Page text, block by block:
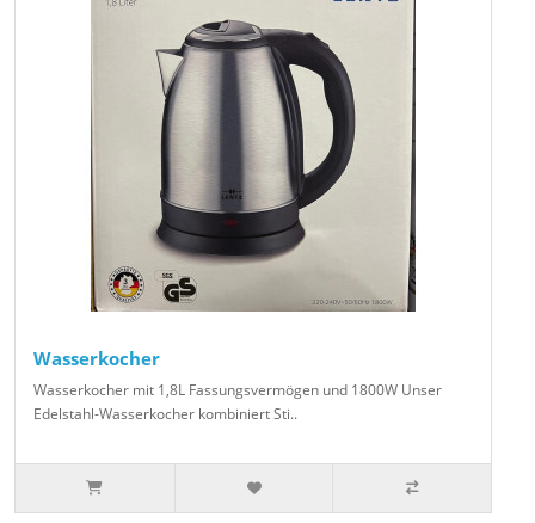
Wasserkocher
Wasserkocher mit 1,8L Fassungsvermögen und 1800W Unser
Edelstahl-Wasserkocher kombiniert Sti..